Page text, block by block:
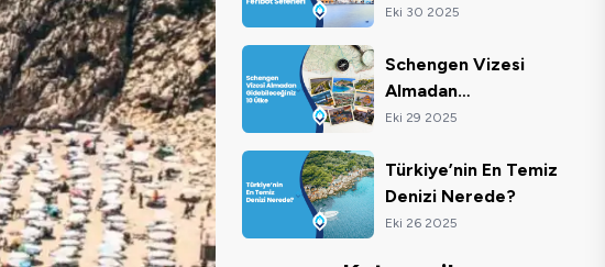
Feribot Seferleri
Eki 30 2025
Schengen Vizesi
Almadan
Gidebileceğiniz 10
Eki 29 2025
Türkiye’nin En Temiz
Denizi Nerede?
Eki 26 2025